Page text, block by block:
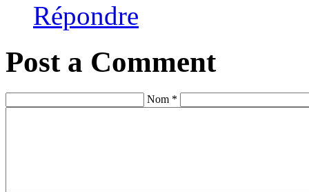
Répondre
Post a Comment
Nom *